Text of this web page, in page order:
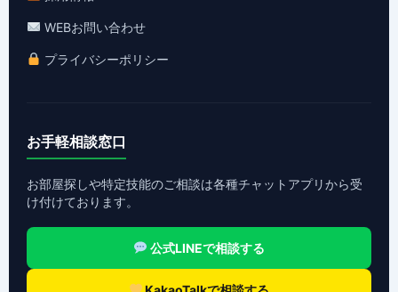
WEBお問い合わせ
プライバシーポリシー
お手軽相談窓口
お部屋探しや特定技能のご相談は各種チャットアプリから受
け付けております。
公式LINEで相談する